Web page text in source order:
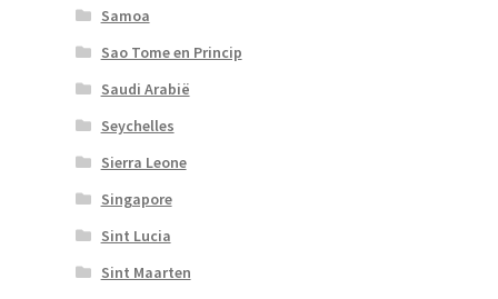
Samoa
Sao Tome en Princip
Saudi Arabië
Seychelles
Sierra Leone
Singapore
Sint Lucia
Sint Maarten